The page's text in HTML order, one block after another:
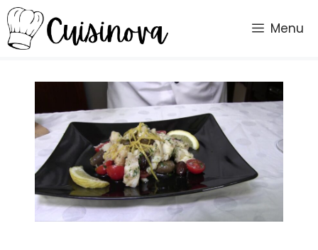
Vai
al
contenuto
Menu